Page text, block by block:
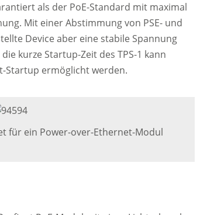
als der PoE-Standard mit maximal
Mit einer Abstimmung von PSE- und
Device aber eine stabile Spannung
kurze Startup-Zeit des TPS-1 kann
Startup ermöglicht werden.
für ein Power-over-Ethernet-Modul